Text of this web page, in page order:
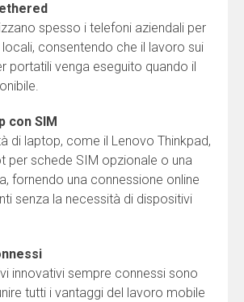
spesso i telefoni aziendali per
consentendo che il lavoro sui
portatili venga eseguito quando il
con SIM
di laptop, come il Lenovo Thinkpad,
per schede SIM opzionale o una
fornendo una connessione online
senza la necessità di dispositivi
innovativi sempre connessi sono
tutti i vantaggi del lavoro mobile